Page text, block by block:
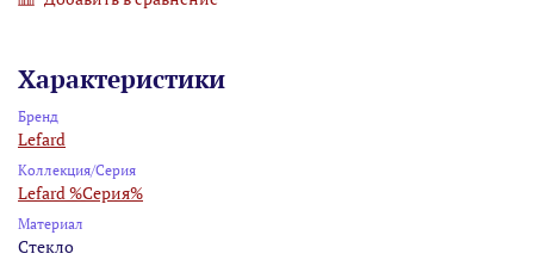
Характеристики
Бренд
Lefard
Коллекция/Серия
Lefard %Серия%
Материал
Стекло